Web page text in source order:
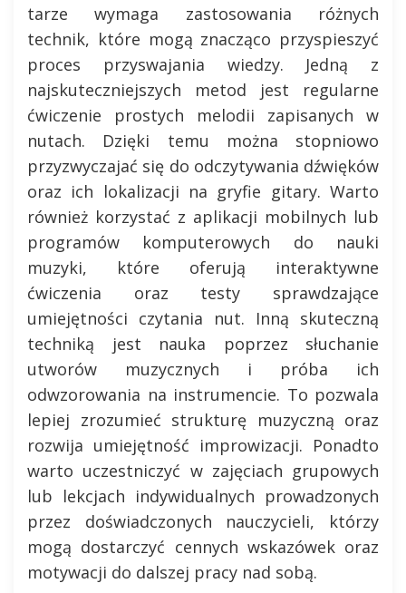
tarze wymaga zastosowania różnych
technik, które mogą znacząco przyspieszyć
proces przyswajania wiedzy. Jedną z
najskuteczniejszych metod jest regularne
ćwiczenie prostych melodii zapisanych w
nutach. Dzięki temu można stopniowo
przyzwyczajać się do odczytywania dźwięków
oraz ich lokalizacji na gryfie gitary. Warto
również korzystać z aplikacji mobilnych lub
programów komputerowych do nauki
muzyki, które oferują interaktywne
ćwiczenia oraz testy sprawdzające
umiejętności czytania nut. Inną skuteczną
techniką jest nauka poprzez słuchanie
utworów muzycznych i próba ich
odwzorowania na instrumencie. To pozwala
lepiej zrozumieć strukturę muzyczną oraz
rozwija umiejętność improwizacji. Ponadto
warto uczestniczyć w zajęciach grupowych
lub lekcjach indywidualnych prowadzonych
przez doświadczonych nauczycieli, którzy
mogą dostarczyć cennych wskazówek oraz
motywacji do dalszej pracy nad sobą.